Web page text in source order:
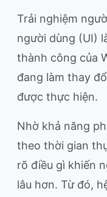
Trải nghiệm
người dùng (UI)
thành công của
đang làm thay
được thực hiện.
Nhờ khả năng
theo thời gian
rõ điều gì khiến
lâu hơn. Từ đó,